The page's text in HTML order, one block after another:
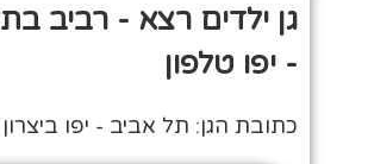
גן ילדים רצא - רביב
- יפו טלפון
כתובת הגן: תל אביב - יפו ביצרון 6